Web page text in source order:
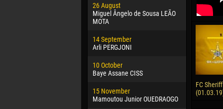
26 August
Miguel Ângelo de Sousa LEÃO
MOTA
14 September
Arli PERGJONI
10 October
Baye Assane CISS
15 November
Mamoutou Junior OUEDRAOGO
30 January
Dhoraso
24 February
Vladislav
02 March
Veaceslav
09 March
Emmanuel
FC